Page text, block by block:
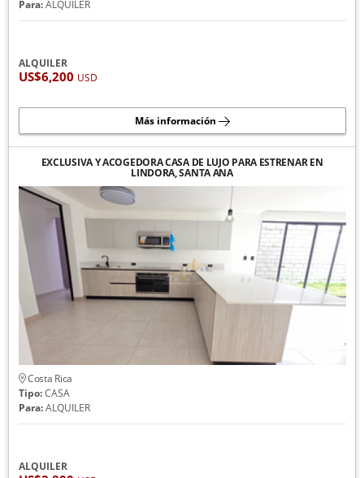
Para:ALQUILER
ALQUILER
US$6,200 USD
Más información
EXCLUSIVA Y ACOGEDORA CASA DE LUJO PARA ESTRENAR EN
LINDORA, SANTA ANA
Costa Rica
Tipo:CASA
Para:ALQUILER
ALQUILER